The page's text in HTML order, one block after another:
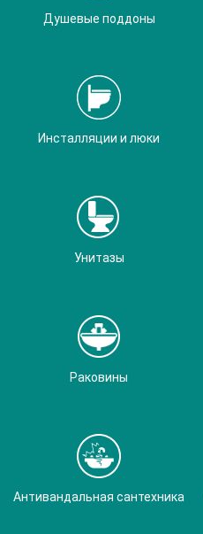
Душевые поддоны
Инсталляции и люки
Унитазы
Раковины
Антивандальная сантехника